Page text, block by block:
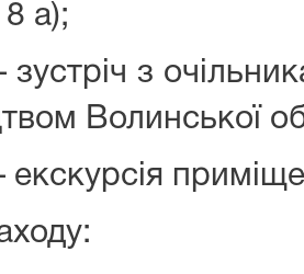
а);
зустріч з
Волинської
екскурсія